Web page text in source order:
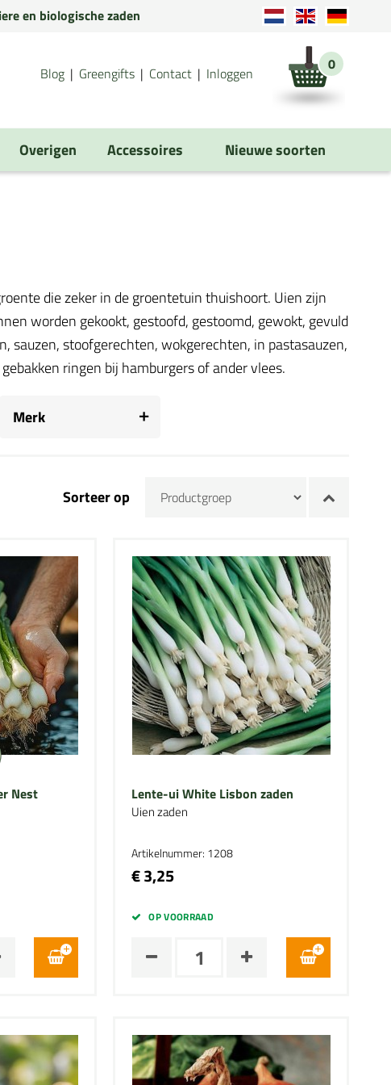
en biologische zaden
Blog Greengifts Contact Inloggen 0
Overigen Accessoires Nieuwe soorten
die zeker in de groentetuin thuishoort. Uien zijn
worden gekookt, gestoofd, gestoomd, gewokt, gevuld
sauzen, stoofgerechten, wokgerechten, in pastasauzen,
ringen bij hamburgers of ander vlees.
Merk
Sorteer op
Nest Lente-ui White Lisbon zaden
Uien zaden
Artikelnummer: 1208
€ 3,25
OP VOORRAAD